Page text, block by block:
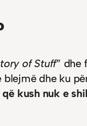
of Stuff” dhe
dhe ku
kush nuk e